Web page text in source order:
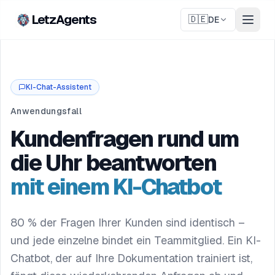
LetzAgents 🇩🇪DE
KI-Chat-Assistent
Anwendungsfall
Kundenfragen rund um
die Uhr beantworten
mit einem KI-Chatbot
80 % der Fragen Ihrer Kunden sind identisch –
und jede einzelne bindet ein Teammitglied. Ein KI-
Chatbot, der auf Ihre Dokumentation trainiert ist,